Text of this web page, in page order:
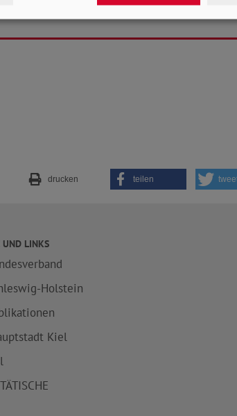
Zernechel
drucken teilen
UND LINKS
Holstein
Kiel